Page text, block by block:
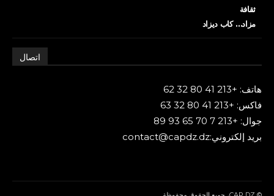
ثقافة
مزاد… كاب ديزاد
اتصال
هاتف: +213 41 80 32 62
فاكس: +213 41 80 32 63
جوال: +213 7 70 65 93 89
بريد إلكتروني:contact@capdz.dz